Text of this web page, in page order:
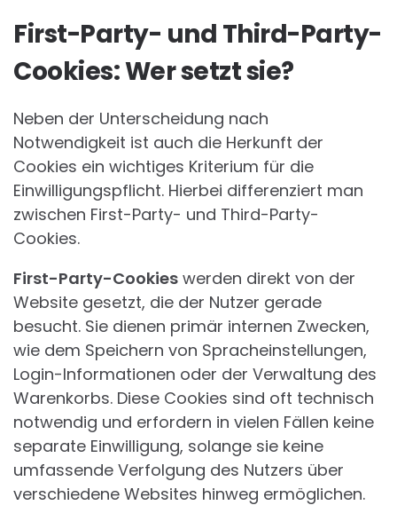
First-Party- und Third-Party-
Cookies: Wer setzt sie?
Neben der Unterscheidung nach
Notwendigkeit ist auch die Herkunft der
Cookies ein wichtiges Kriterium für die
Einwilligungspflicht. Hierbei differenziert man
zwischen First-Party- und Third-Party-
Cookies.
First-Party-Cookies werden direkt von der
Website gesetzt, die der Nutzer gerade
besucht. Sie dienen primär internen Zwecken,
wie dem Speichern von Spracheinstellungen,
Login-Informationen oder der Verwaltung des
Warenkorbs. Diese Cookies sind oft technisch
notwendig und erfordern in vielen Fällen keine
separate Einwilligung, solange sie keine
umfassende Verfolgung des Nutzers über
verschiedene Websites hinweg ermöglichen.